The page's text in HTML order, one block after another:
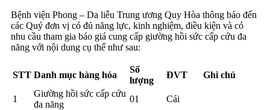
Bệnh viện Phong – Da liễu Trung ương Quy Hòa thông báo đến
các Quý đơn vị có đủ năng lực, kinh nghiệm, điều kiện và có
nhu cầu tham gia báo giá cung cấp giường hồi sức cấp cứu đa
năng với nội dung cụ thể như sau:
STT Danh mục hàng hóa
Số
lượng
ĐVT Ghi chú
1
Giường hồi sức cấp cứu
đa năng
01 Cái